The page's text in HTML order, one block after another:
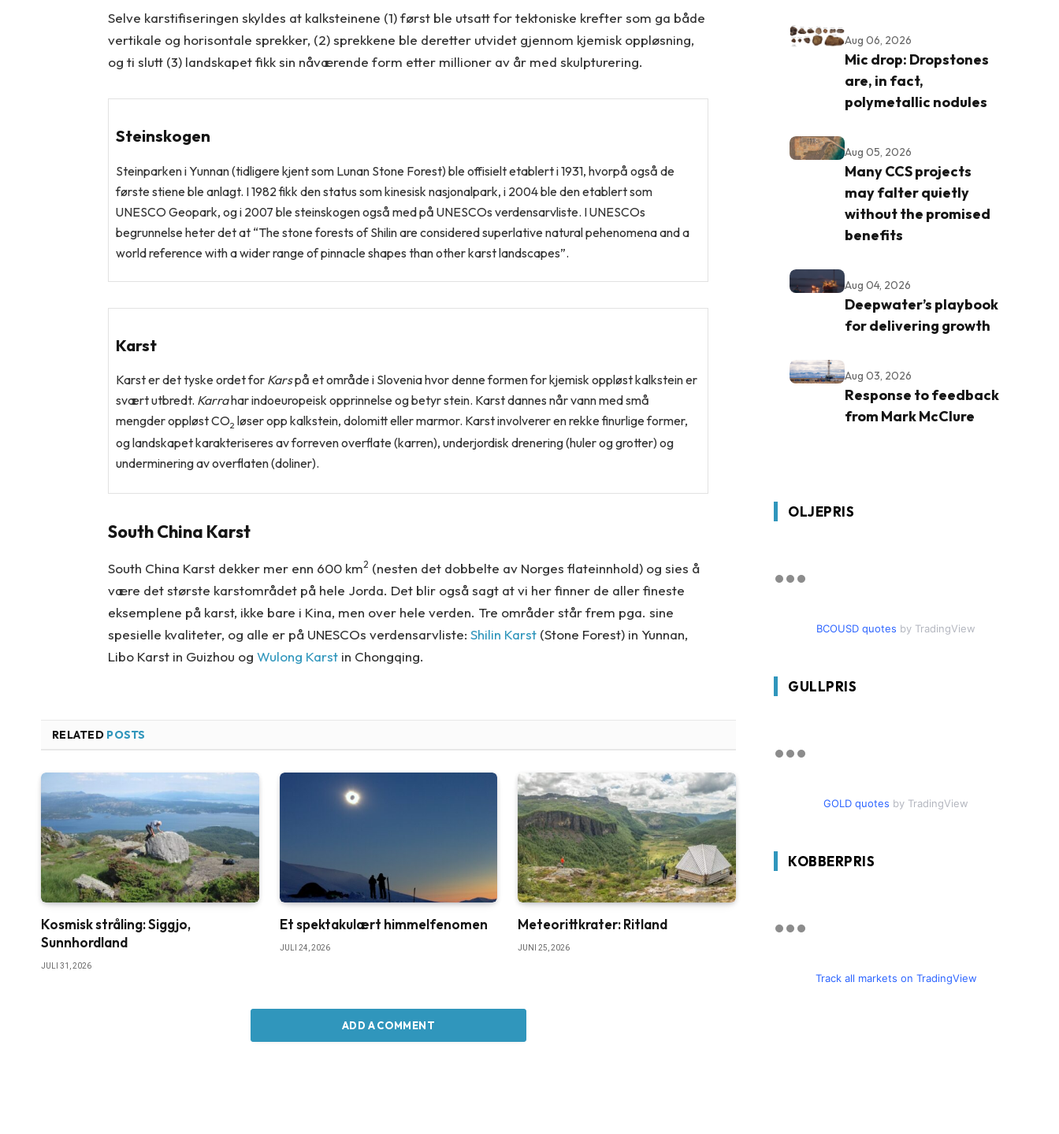
Selve karstifiseringen skyldes at kalksteinene (1) først ble utsatt for tektoniske krefter som ga både
vertikale og horisontale sprekker, (2) sprekkene ble deretter utvidet gjennom kjemisk oppløsning,
og ti slutt (3) landskapet fikk sin nåværende form etter millioner av år med skulpturering.
Steinskogen
Steinparken i Yunnan (tidligere kjent som Lunan Stone Forest) ble offisielt etablert i 1931, hvorpå også de
første stiene ble anlagt. I 1982 fikk den status som kinesisk nasjonalpark, i 2004 ble den etablert som
UNESCO Geopark, og i 2007 ble steinskogen også med på UNESCOs verdensarvliste. I UNESCOs
begrunnelse heter det at “The stone forests of Shilin are considered superlative natural pehenomena and a
world reference with a wider range of pinnacle shapes than other karst landscapes”.
Karst
Karst er det tyske ordet for Karspå et område i Slovenia hvor denne formen for kjemisk oppløst kalkstein er
svært utbredt. Karrahar indoeuropeisk opprinnelse og betyr stein. Karst dannes når vann med små
mengder oppløst CO2 løser opp kalkstein, dolomitt eller marmor. Karst involverer en rekke finurlige former,
og landskapet karakteriseres av forreven overflate (karren), underjordisk drenering (huler og grotter) og
underminering av overflaten (doliner).
South China Karst
South China Karst dekker mer enn 600 km2 (nesten det dobbelte av Norges flateinnhold) og sies å
være det største karstområdet på hele Jorda. Det blir også sagt at vi her finner de aller fineste
eksemplene på karst, ikke bare i Kina, men over hele verden. Tre områder står frem pga. sine
spesielle kvaliteter, og alle er på UNESCOs verdensarvliste: Shilin Karst(Stone Forest) in Yunnan,
Libo Karst in Guizhou og Wulong Karstin Chongqing.
RELATED POSTS
Kosmisk stråling: Siggjo,
Sunnhordland
JULI 31, 2026
Et spektakulært himmelfenomen
JULI 24, 2026
Meteorittkrater: Ritland
JUNI 25, 2026
ADD A COMMENT
Aug 06, 2026
Mic drop: Dropstones
are, in fact,
polymetallic nodules
Aug 05, 2026
Many CCS projects
may falter quietly
without the promised
benefits
Aug 04, 2026
Deepwater’s playbook
for delivering growth
Aug 03, 2026
Response to feedback
from Mark McClure
OLJEPRIS
BCOUSD quotes by TradingView
GULLPRIS
GOLD quotes by TradingView
KOBBERPRIS
Track all markets on TradingView